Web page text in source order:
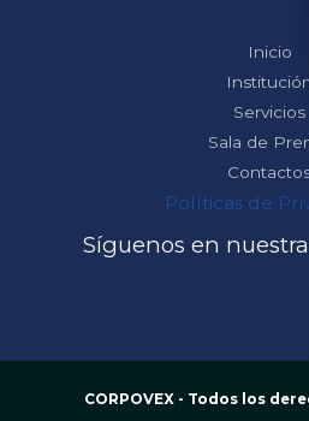
Inicio
Servicios
Sala de
Políticas de
Síguenos en
CORPOVEX - Todos los